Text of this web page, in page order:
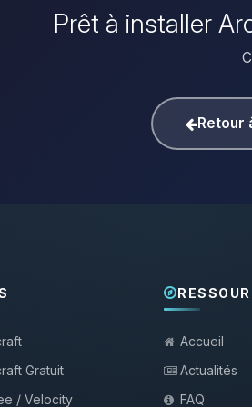
Prêt à installer
Retour
Gratuit
/ Velocity
Accueil
Actualités
FAQ